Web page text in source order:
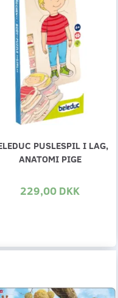
PUSLESPIL I LAG,
ANATOMI PIGE
229,00 DKK